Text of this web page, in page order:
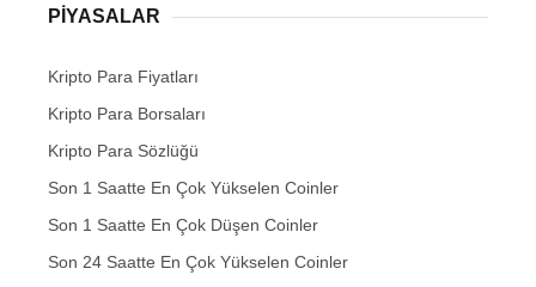
PIYASALAR
Kripto Para Fiyatları
Kripto Para Borsaları
Kripto Para Sözlüğü
Son 1 Saatte En Çok Yükselen Coinler
Son 1 Saatte En Çok Düşen Coinler
Son 24 Saatte En Çok Yükselen Coinler